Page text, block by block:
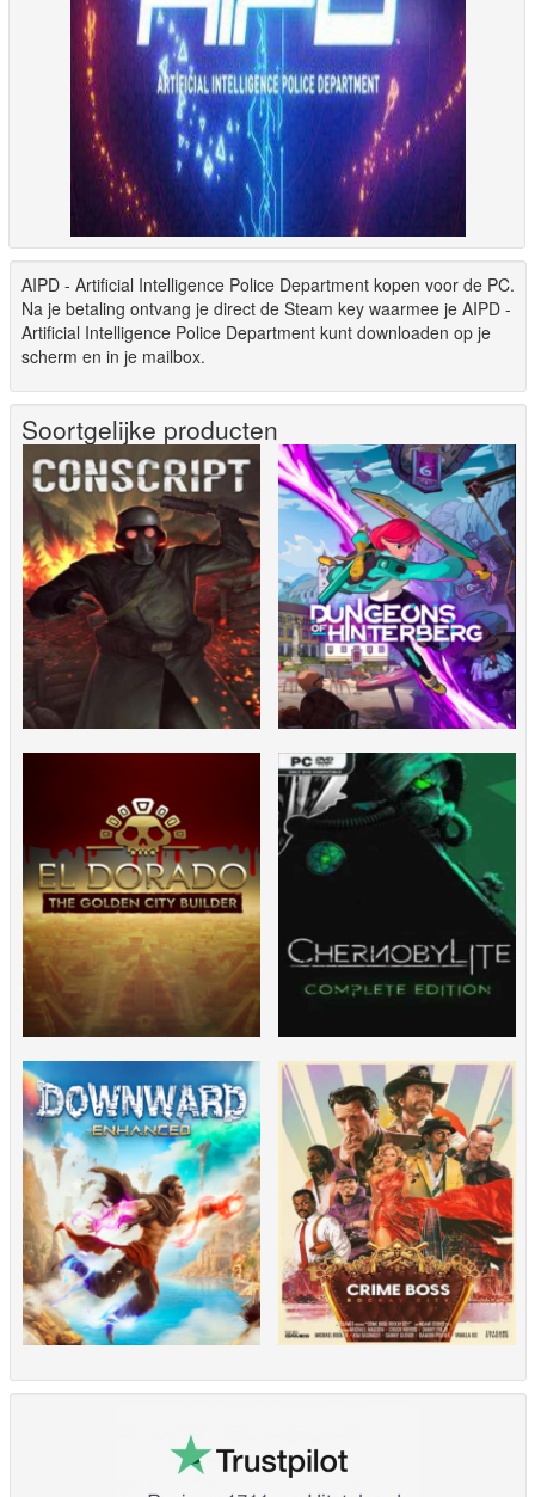
AIPD - Artificial Intelligence Police Department kopen voor de PC.
Na je betaling ontvang je direct de Steam key waarmee je AIPD -
Artificial Intelligence Police Department kunt downloaden op je
scherm en in je mailbox.
Soortgelijke producten